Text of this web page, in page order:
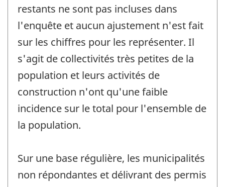
restants ne sont pas incluses dans
l'enquête et aucun ajustement n'est fait
sur les chiffres pour les représenter. Il
s'agit de collectivités très petites de la
population et leurs activités de
construction n'ont qu'une faible
incidence sur le total pour l'ensemble de
la population.
Sur une base régulière, les municipalités
non répondantes et délivrant des permis